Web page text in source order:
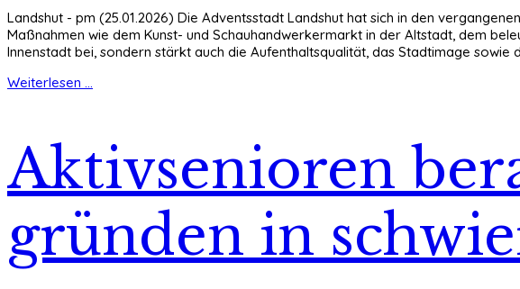
Landshut - pm (25.01.2026) Die Adventsstadt Landshut hat sich in den
Maßnahmen wie dem Kunst- und Schauhandwerkermarkt in der Altstadt, dem
Innenstadt bei, sondern stärkt auch die Aufenthaltsqualität, das Stadtimage sowie
Weiterlesen ...
Aktivsenioren
gründen in